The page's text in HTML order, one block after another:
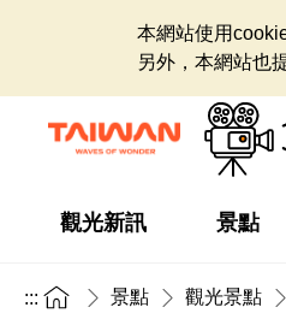
本網站使用
另外，本網站也
觀光新訊 景點
::: 景點 觀光景點